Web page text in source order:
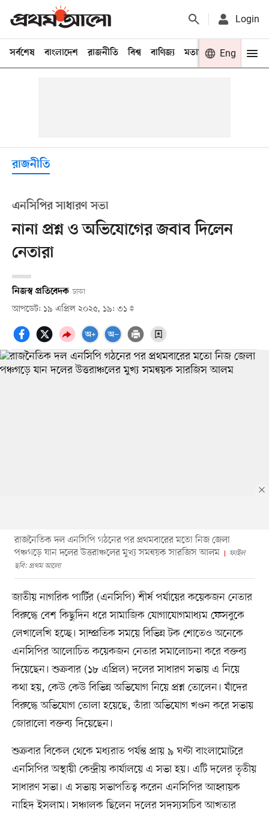
Login
সর্বশেষ বাংলাদেশ রাজনীতি বিশ্ব বাণিজ্য মতামত খেলা
Eng
রাজনীতি
এনসিপির সাধারণ সভা
নানা প্রশ্ন ও অভিযোগের জবাব দিলেন
নেতারা
নিজস্ব প্রতিবেদক ঢাকা
আপডেট: ১৯ এপ্রিল ২০২৫, ১৯: ৩১
রাজনৈতিক দল এনসিপি গঠনের পর প্রথমবারের মতো নিজ জেলা
পঞ্চগড়ে যান দলের উত্তরাঞ্চলের মুখ্য সমন্বয়ক সারজিস আলম
ফাইল
ছবি: প্রথম আলো
জাতীয় নাগরিক পার্টির (এনসিপি) শীর্ষ পর্যায়ের কয়েকজন নেতার
বিরুদ্ধে বেশ কিছুদিন ধরে সামাজিক যোগাযোগমাধ্যম ফেসবুকে
লেখালেখি হচ্ছে। সাম্প্রতিক সময়ে বিভিন্ন টক শোতেও অনেকে
এনসিপির আলোচিত কয়েকজন নেতার সমালোচনা করে বক্তব্য
দিয়েছেন। শুক্রবার (১৮ এপ্রিল) দলের সাধারণ সভায় এ নিয়ে
কথা হয়, কেউ কেউ বিভিন্ন অভিযোগ নিয়ে প্রশ্ন তোলেন। যাঁদের
বিরুদ্ধে অভিযোগ তোলা হয়েছে, তাঁরা অভিযোগ খণ্ডন করে সভায়
জোরালো বক্তব্য দিয়েছেন।
শুক্রবার বিকেল থেকে মধ্যরাত পর্যন্ত প্রায় ৯ ঘণ্টা বাংলামোটরে
এনসিপির অস্থায়ী কেন্দ্রীয় কার্যালয়ে এ সভা হয়। এটি দলের তৃতীয়
সাধারণ সভা। এ সভায় সভাপতিত্ব করেন এনসিপির আহ্বায়ক
নাহিদ ইসলাম। সঞ্চালক ছিলেন দলের সদস্যসচিব আখতার